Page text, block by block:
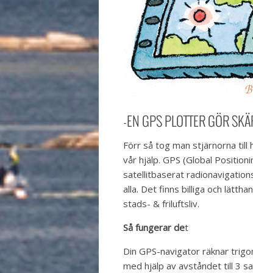
-EN GPS PLOTTER GÖR
Förr så tog man stjärnorna till
vår hjälp. GPS (Global
satellitbaserat
alla. Det finns billiga och
stads- & friluftsliv.
Så fungerar det
Din GPS-navigator räknar
med hjälp av avståndet till 3